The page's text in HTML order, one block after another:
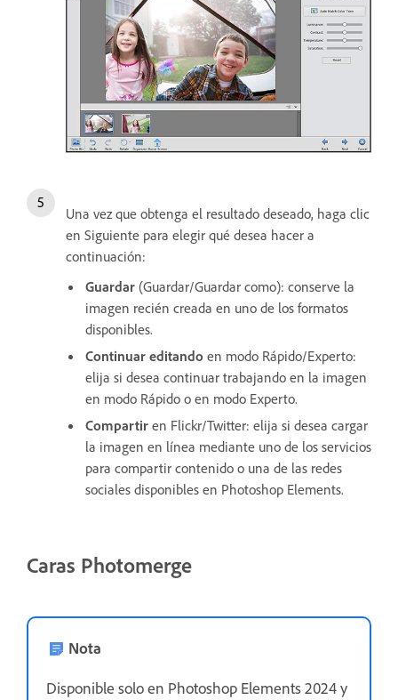
Una vez que obtenga el resultado deseado, haga clic
en Siguiente para elegir qué desea hacer a
continuación:
Guardar (Guardar/Guardar como): conserve la
imagen recién creada en uno de los formatos
disponibles.
Continuar editando en modo Rápido/Experto:
elija si desea continuar trabajando en la imagen
en modo Rápido o en modo Experto.
Compartir en Flickr/Twitter: elija si desea cargar
la imagen en línea mediante uno de los servicios
para compartir contenido o una de las redes
sociales disponibles en Photoshop Elements.
Caras Photomerge
Nota
Disponible solo en Photoshop Elements 2024 y